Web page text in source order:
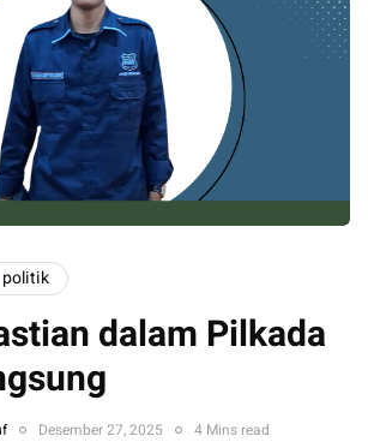
politik
dalam Pilkada
Desember 27, 2025 4 Mins read